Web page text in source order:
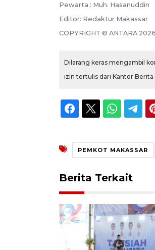
Pewarta : Muh. Hasanuddin
Editor: Redaktur Makassar
COPYRIGHT © ANTARA 2026
Dilarang keras mengambil
izin tertulis dari Kantor Berita
PEMKOT MAKASSAR
Berita Terkait